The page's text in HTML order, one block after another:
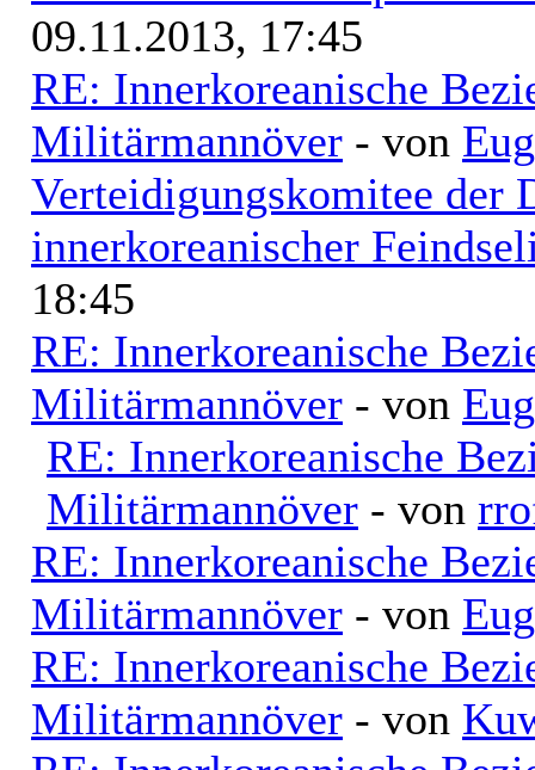
09.11.2013, 17:45
RE: Innerkoreanische
Militärmannöver - von
Verteidigungskomitee der
innerkoreanischer
18:45
RE: Innerkoreanische
Militärmannöver - von
RE: Innerkoreanische
Militärmannöver - von
RE: Innerkoreanische
Militärmannöver - von
RE: Innerkoreanische
Militärmannöver - von